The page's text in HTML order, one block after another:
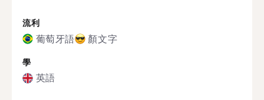
流利
葡萄牙語 顏文字
學
英語